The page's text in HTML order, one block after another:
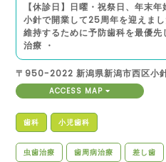
【休診日】日曜・祝祭日、年末
小針で開業して25周年を迎えま
維持するために予防歯科を最優
治療 ・
〒950-2022 新潟県新潟市西区小
ACCESS MAP
歯科 小児歯科
虫歯治療 歯周病治療 差し歯